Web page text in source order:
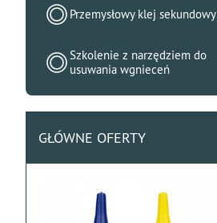
Przemysłowy klej sekundowy
Szkolenie z narzędziem do
usuwania wgnieceń
GŁÓWNE OFERTY